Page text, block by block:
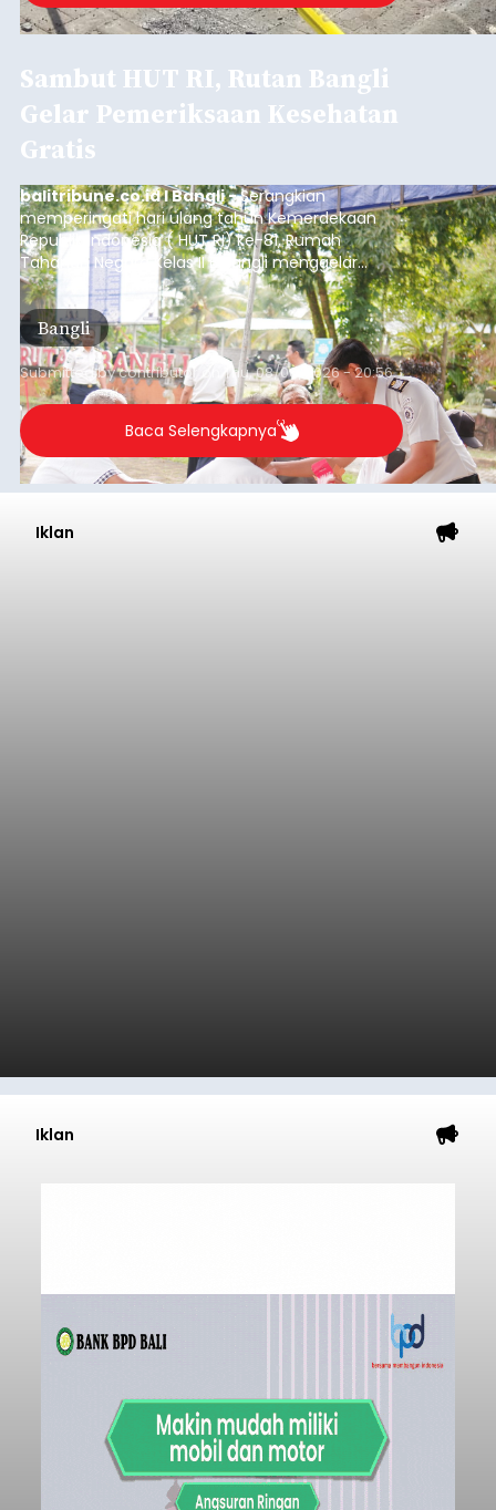
Sambut HUT RI, Rutan Bangli
Gelar Pemeriksaan Kesehatan
Gratis
balitribune.co.id I Bangli -Serangkian
memperingati hari ulang tahun Kemerdekaan
Republik Indonesia ( HUT RI) ke-81, Rumah
Tahanan Negara Kelas II B Bangli menggelar
kegiatan pemeriksaan kesehatan gratis, Rabu
(6/8/2026).
Bangli
Submitted bycontributor Thu, 08/06/2026 - 20:56
Baca Selengkapnya
Iklan
Iklan